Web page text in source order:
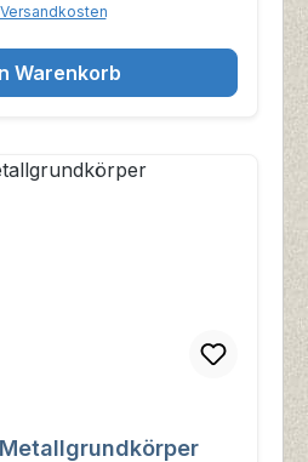
Warenkorb